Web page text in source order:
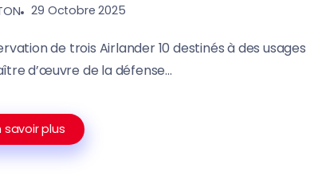
29 Octobre 2025
de trois Airlander 10 destinés à des usages
d’œuvre de la défense...
savoir plus